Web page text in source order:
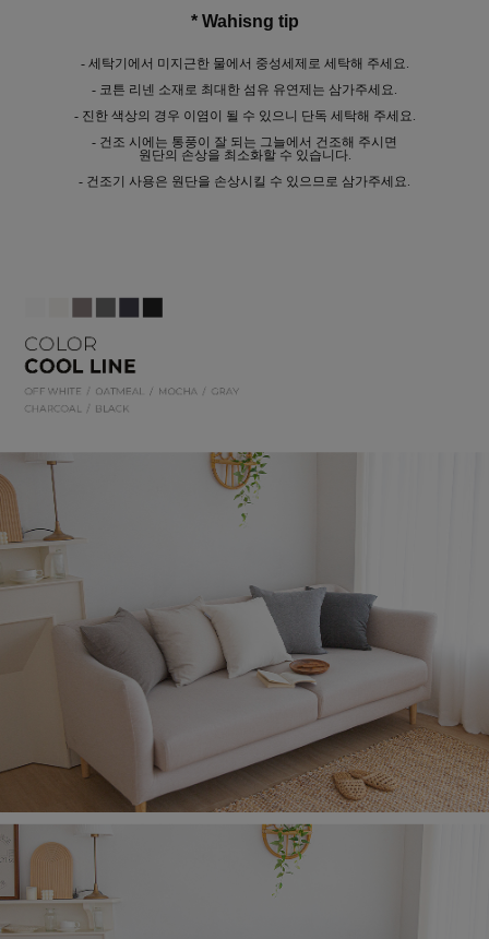
* Wahisng tip
- 세탁기에서 미지근한 물에서 중성세제로 세탁해 주세요.
- 코튼 리넨 소재로 최대한 섬유 유연제는 삼가주세요.
- 진한 색상의 경우 이염이 될 수 있으니 단독 세탁해 주세요.
- 건조 시에는 통풍이 잘 되는 그늘에서 건조해 주시면
원단의 손상을 최소화할 수 있습니다.
- 건조기 사용은 원단을 손상시킬 수 있으므로 삼가주세요.